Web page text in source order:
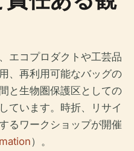
エコプロダクトや工芸品
、再利用可能なバッグの
と生物圏保護区としての
ています。時折、リサイ
るワークショップが開催
）。